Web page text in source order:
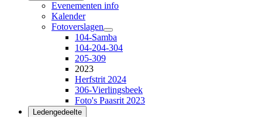
Evenementen info
Kalender
Fotoverslagen
104-Samba
104-204-304
205-309
2023
Herfstrit 2024
306-Vierlingsbeek
Foto's Paasrit 2023
Ledengedeelte